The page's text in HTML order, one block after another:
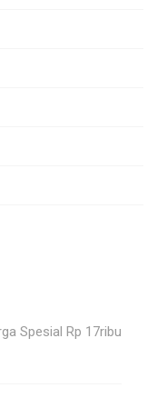
Spesial Rp 17ribu